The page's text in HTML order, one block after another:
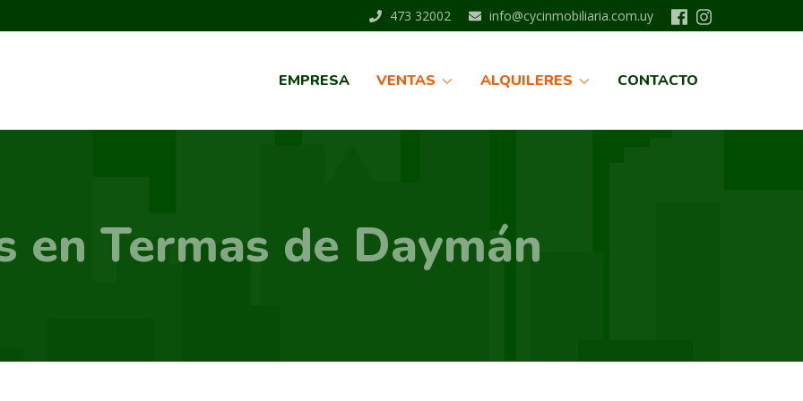
473 32002 info@cycinmobiliaria.com.uy
EMPRESA VENTAS ALQUILERES CONTACTO
en Termas de Daymán